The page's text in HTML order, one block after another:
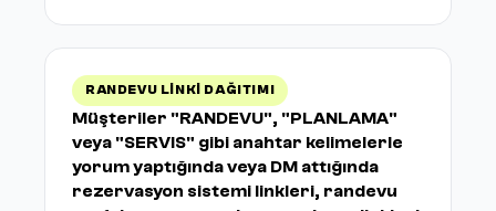
RANDEVU LINKI DAĞITIMI
Müşteriler "RANDEVU", "PLANLAMA"
veya "SERVIS" gibi anahtar kelimelerle
yorum yaptığında veya DM attığında
rezervasyon sistemi linkleri, randevu